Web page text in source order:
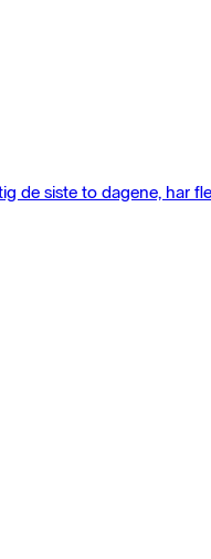
de siste to dagene, har